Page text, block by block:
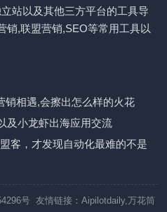
站以及其他三方平台的工具导
销,联盟营销,SEO等常用工具以
销相遇,会擦出怎么样的火花
及小龙虾出海应用交流
客，才发现自动化最难的不是
号 友情链接：Aipilotdaily,万花筒